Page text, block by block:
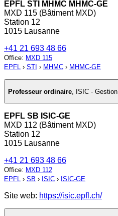
EPFL STI MHMC MHMC-GE
MXD 115 (Bâtiment MXD)
Station 12
1015 Lausanne
+41 21 693 48 66
Office: MXD 115
EPFL › STI › MHMC › MHMC-GE
Professeur ordinaire ISIC - Gestion
EPFL SB ISIC-GE
MXD 112 (Bâtiment MXD)
Station 12
1015 Lausanne
+41 21 693 48 66
Office: MXD 112
EPFL › SB › ISIC › ISIC-GE
Site web: https://isic.epfl.ch/